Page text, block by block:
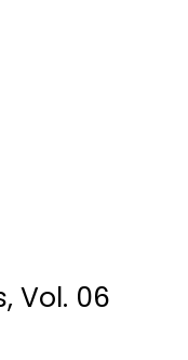
Vol. 06